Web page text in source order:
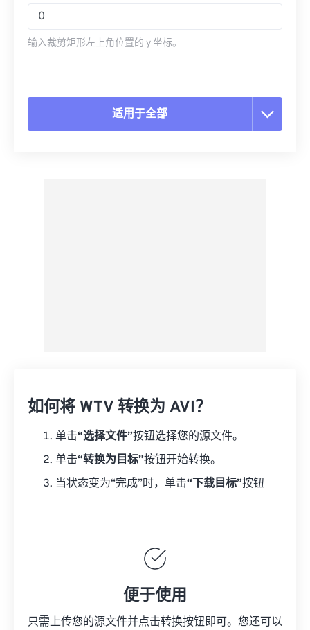
输入裁剪矩形左上角位置的 y 坐标。
适用于全部
如何将 WTV 转换为 AVI？
单击“选择文件”按钮选择您的源文件。
单击“转换为目标”按钮开始转换。
当状态变为“完成”时，单击“下载目标”按钮
便于使用
只需上传您的源文件并点击转换按钮即可。您还可以